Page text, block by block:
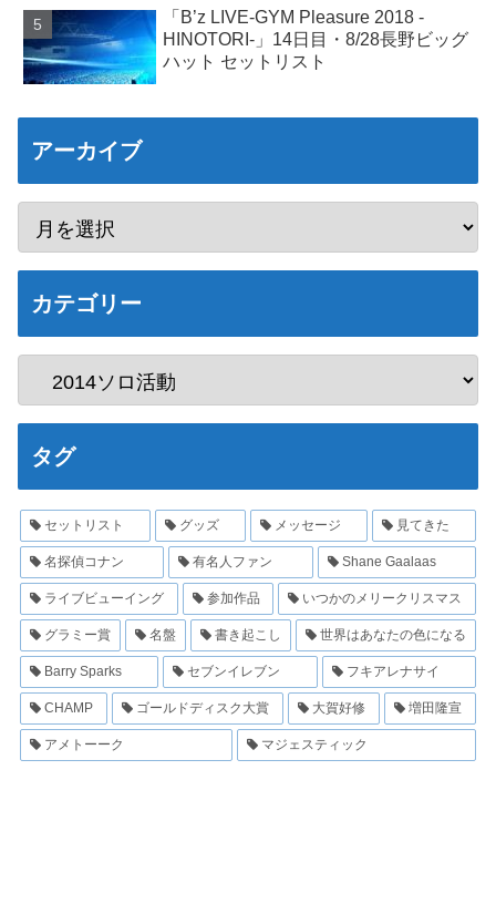
「B’z LIVE-GYM Pleasure 2018 -
HINOTORI-」14日目・8/28長野ビッグ
ハット セットリスト
アーカイブ
カテゴリー
タグ
セットリスト グッズ メッセージ 見てきた
名探偵コナン 有名人ファン Shane Gaalaas
ライブビューイング 参加作品 いつかのメリークリスマス
グラミー賞 名盤 書き起こし 世界はあなたの色になる
Barry Sparks セブンイレブン フキアレナサイ
CHAMP ゴールドディスク大賞 大賀好修 増田隆宣
アメトーーク マジェスティック